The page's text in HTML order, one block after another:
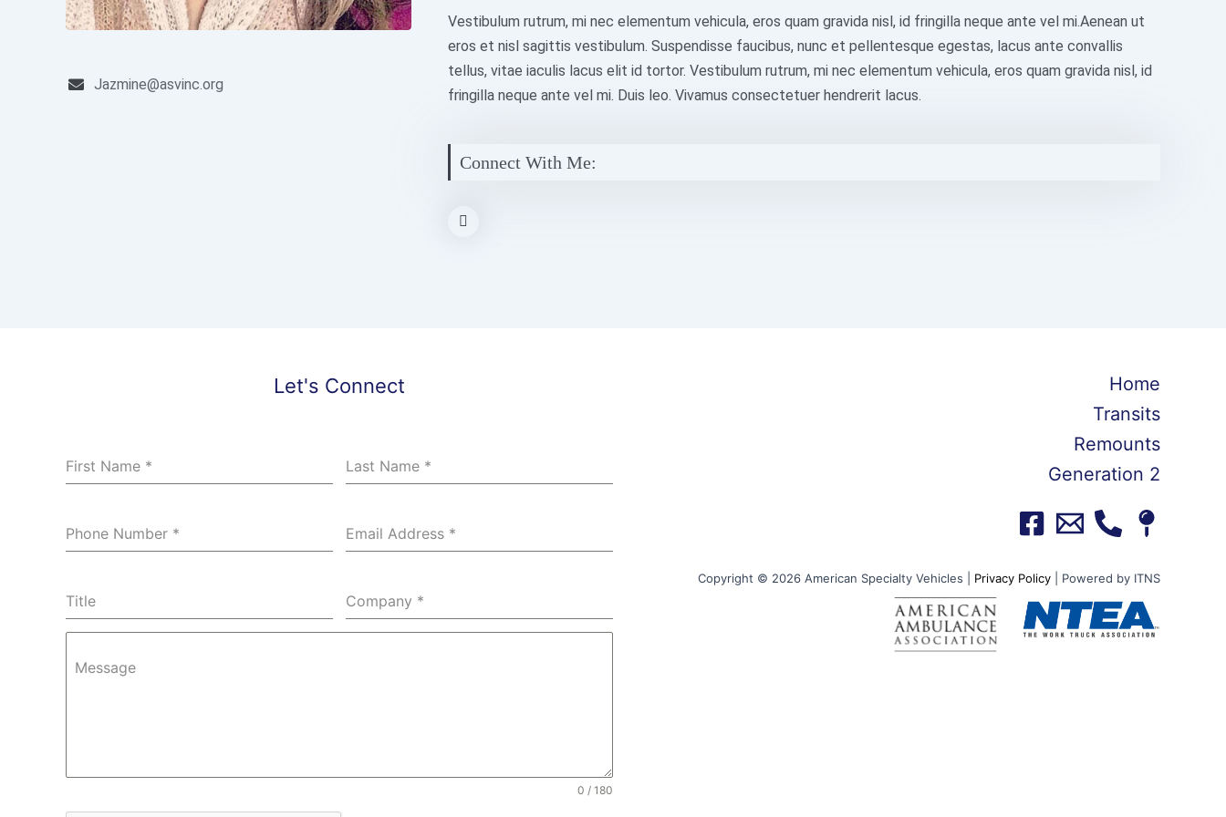
Jazmine@asvinc.org
Vestibulum rutrum, mi nec elementum vehicula, eros quam gravida nisl, id fringilla neque ante vel mi.Aenean ut
eros et nisl sagittis vestibulum. Suspendisse faucibus, nunc et pellentesque egestas, lacus ante convallis
tellus, vitae iaculis lacus elit id tortor. Vestibulum rutrum, mi nec elementum vehicula, eros quam gravida nisl, id
fringilla neque ante vel mi. Duis leo. Vivamus consectetuer hendrerit lacus.
Connect With Me:
Let's Connect
First Name * Last Name *
Phone Number * Email Address *
Title Company *
Message
0 / 180
Home
Transits
Remounts
Generation 2
Copyright © 2026 American Specialty Vehicles | Privacy Policy | Powered by ITNS